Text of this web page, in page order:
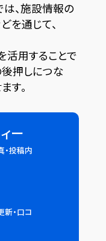
、施設情報の
を通じて、
活用することで
押しにつな
す。
ー
・投稿内
新・口コ